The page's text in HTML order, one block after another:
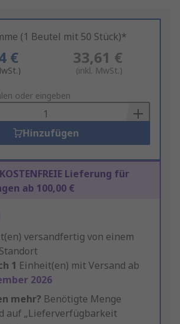
(1 Beutel mit 50 Stück)*
€ 33,61 €
(inkl. MwSt.)
oder eingeben
Hinzufügen
Lieferung für
ab 100,00 €
versandfertig von einem
1 Einheit(en) mit Versand ab
2026
mehr? Benötigte Menge
auf „Lieferverfügbarkeit